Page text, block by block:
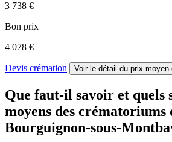
3 738 €
Bon prix
4 078 €
Devis crémation Voir le détail du prix moyen
Que faut-il savoir et quels
moyens des crématoriums
Bourguignon-sous-